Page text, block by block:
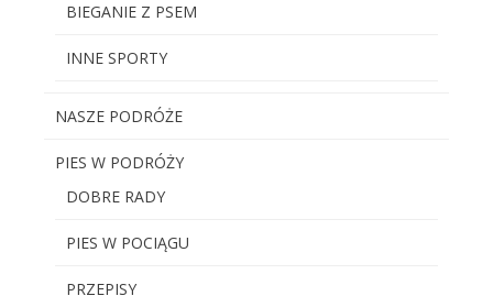
BIEGANIE Z PSEM
INNE SPORTY
NASZE PODRÓŻE
PIES W PODRÓŻY
DOBRE RADY
PIES W POCIĄGU
PRZEPISY